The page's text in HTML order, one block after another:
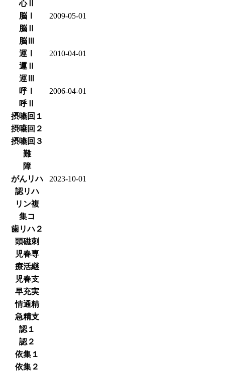
心Ⅱ
脳Ⅰ
2009-05-01
脳Ⅱ
脳Ⅲ
運Ⅰ
2010-04-01
運Ⅱ
運Ⅲ
呼Ⅰ
2006-04-01
呼Ⅱ
摂嚥回１
摂嚥回２
摂嚥回３
難
障
がんリハ
2023-10-01
認リハ
リン複
集コ
歯リハ２
頭磁刺
児春専
療活継
児春支
早充実
情通精
急精支
認１
認２
依集１
依集２